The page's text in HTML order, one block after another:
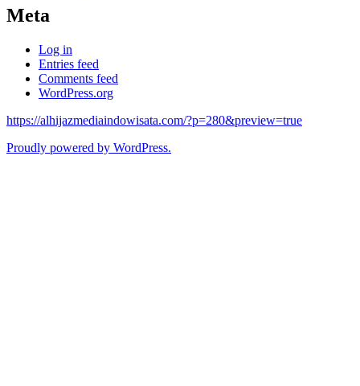
Meta
Log in
Entries feed
Comments feed
WordPress.org
https://alhijazmediaindowisata.com/?p=280&preview=true
Proudly powered by WordPress.